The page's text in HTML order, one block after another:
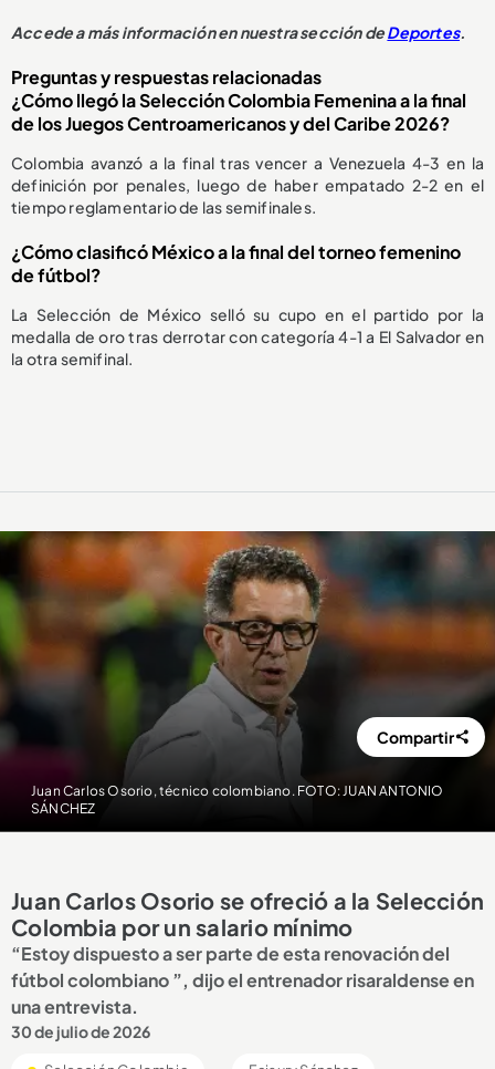
Accede a más información en nuestra sección deDeportes.
Preguntas y respuestas relacionadas
¿Cómo llegó la Selección Colombia Femenina a la final
de los Juegos Centroamericanos y del Caribe 2026?
Colombia avanzó a la final tras vencer a Venezuela 4-3 en la
definición por penales, luego de haber empatado 2-2 en el
tiempo reglamentario de las semifinales.
¿Cómo clasificó México a la final del torneo femenino
de fútbol?
La Selección de México selló su cupo en el partido por la
medalla de oro tras derrotar con categoría 4-1 a El Salvador en
la otra semifinal.
Juan Carlos Osorio, técnico colombiano. FOTO: JUAN ANTONIO
SÁNCHEZ
Compartir
Juan Carlos Osorio se ofreció a la Selección
Colombia por un salario mínimo
“Estoy dispuesto a ser parte de esta renovación del
fútbol colombiano ”, dijo el entrenador risaraldense en
una entrevista.
30 de julio de 2026